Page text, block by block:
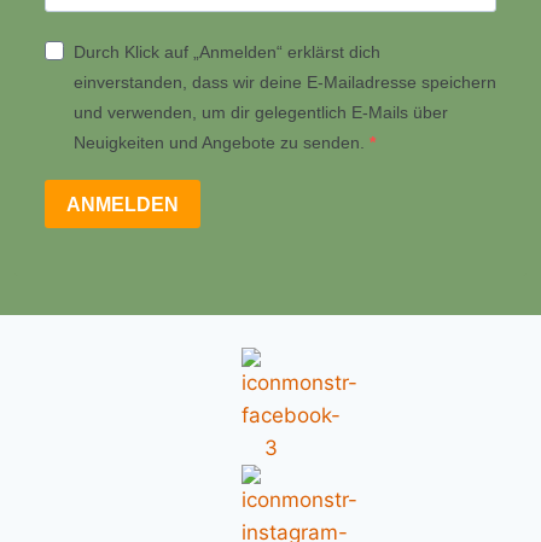
Durch Klick auf „Anmelden“ erklärst dich
einverstanden, dass wir deine E-Mailadresse speichern
und verwenden, um dir gelegentlich E-Mails über
Neuigkeiten und Angebote zu senden.
ANMELDEN